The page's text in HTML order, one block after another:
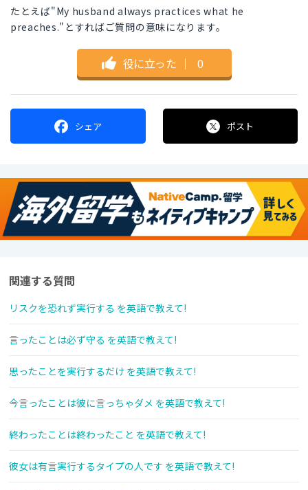
たとえば"My husband always practices what he
preaches."とすればご質問の意味になります。
役に立った ｜ 0
シェア ポスト
関連する質問
リスクを恐れず実行する を英語で教えて!
言ったことは必ず守る を英語で教えて!
思ったことを実行するだけ を英語で教えて!
今言ったことは彼に言っちゃダメ を英語で教えて!
終わったことは終わったこと を英語で教えて!
彼女は有言実行するタイプの人です を英語で教えて!